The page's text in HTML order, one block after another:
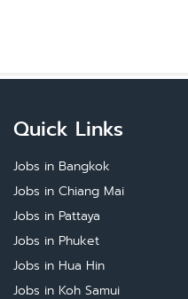
Quick Links
Jobs in Bangkok
Jobs in Chiang Mai
Jobs in Pattaya
Jobs in Phuket
Jobs in Hua Hin
Jobs in Koh Samui